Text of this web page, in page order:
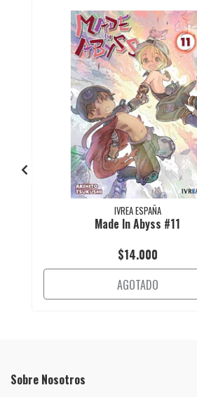
IVREA ESPAÑA
Made In Abyss #11
$14.000
AGOTADO
Sobre Nosotros